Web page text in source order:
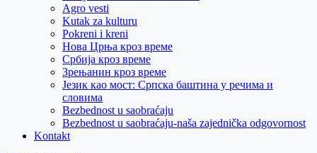
Agro vesti
Kutak za kulturu
Pokreni i kreni
Нова Црња кроз време
Србија кроз време
Зрењанин кроз време
Језик као мост: Српска баштина у речима и
словима
Bezbednost u saobraćaju
Bezbednost u saobraćaju-naša zajednička odgovornost
Kontakt